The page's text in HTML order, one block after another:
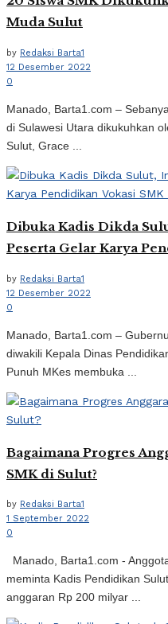
Muda Sulut
by Redaksi Barta1
12 Desember 2022
0
Manado, Barta1.com –
di Sulawesi Utara dikukuhkan
Sulut, Grace ...
Dibuka Kadis Dikda
Peserta Gelar Karya
by Redaksi Barta1
12 Desember 2022
0
Manado, Barta1.com –
diwakili Kepala Dinas
Punuh MKes membuka ...
Bagaimana Progres
SMK di Sulut?
by Redaksi Barta1
1 September 2022
0
Manado, Barta1.com -
meminta Kadis Pendidikan
anggaran Rp 200 milyar ...